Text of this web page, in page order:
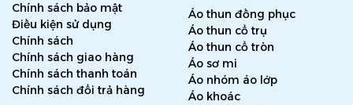
Chính sách bảo mật
Điều kiện sử dụng
Chính sách
Chính sách giao hàng
Chính sách thanh toán
Chính sách đổi trả hàng
Áo thun đồng phục
Áo thun cổ trụ
Áo thun cổ tròn
Áo sơ mi
Áo nhóm áo lớp
Áo khoác